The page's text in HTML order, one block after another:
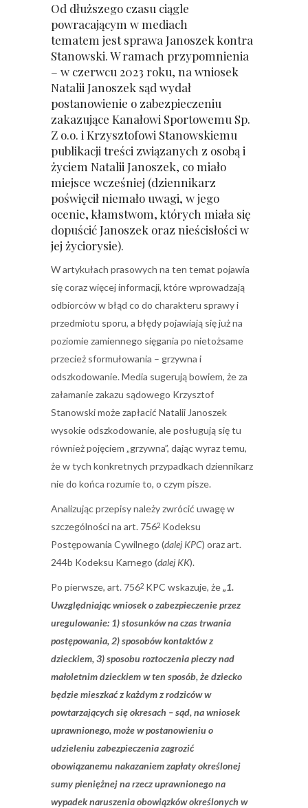
Od dłuższego czasu ciągle
powracającym w mediach
tematem jest sprawa Janoszek kontra
Stanowski. W ramach przypomnienia
– w czerwcu 2023 roku, na wniosek
Natalii Janoszek sąd wydał
postanowienie o zabezpieczeniu
zakazujące Kanałowi Sportowemu Sp.
Z o.o. i Krzysztofowi Stanowskiemu
publikacji treści związanych z osobą i
życiem Natalii Janoszek, co miało
miejsce wcześniej (dziennikarz
poświęcił niemało uwagi, w jego
ocenie, kłamstwom, których miała się
dopuścić Janoszek oraz nieścisłości w
jej życiorysie).
W artykułach prasowych na ten temat pojawia
się coraz więcej informacji, które wprowadzają
odbiorców w błąd co do charakteru sprawy i
przedmiotu sporu, a błędy pojawiają się już na
poziomie zamiennego sięgania po nietożsame
przecież sformułowania – grzywna i
odszkodowanie. Media sugerują bowiem, że za
załamanie zakazu sądowego Krzysztof
Stanowski może zapłacić Natalii Janoszek
wysokie odszkodowanie, ale posługują się tu
również pojęciem „grzywna”, dając wyraz temu,
że w tych konkretnych przypadkach dziennikarz
nie do końca rozumie to, o czym pisze.
Analizując przepisy należy zwrócić uwagę w
szczególności na art. 7562 Kodeksu
Postępowania Cywilnego (dalej KPC) oraz art.
244b Kodeksu Karnego (dalej KK).
Po pierwsze, art. 7562 KPC wskazuje, że„1.
Uwzględniając wniosek o zabezpieczenie przez
uregulowanie: 1) stosunków na czas trwania
postępowania, 2) sposobów kontaktów z
dzieckiem, 3) sposobu roztoczenia pieczy nad
małoletnim dzieckiem w ten sposób, że dziecko
będzie mieszkać z każdym z rodziców w
powtarzających się okresach – sąd, na wniosek
uprawnionego, może w postanowieniu o
udzieleniu zabezpieczenia zagrozić
obowiązanemu nakazaniem zapłaty określonej
sumy pieniężnej na rzecz uprawnionego na
wypadek naruszenia obowiązków określonych w